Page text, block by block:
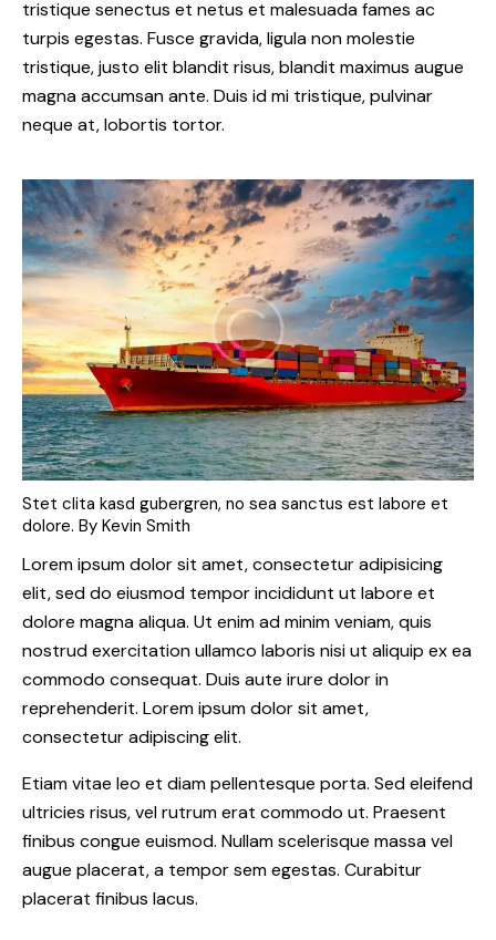
tristique senectus et netus et malesuada fames ac
turpis egestas. Fusce gravida, ligula non molestie
tristique, justo elit blandit risus, blandit maximus augue
magna accumsan ante. Duis id mi tristique, pulvinar
neque at, lobortis tortor.
Stet clita kasd gubergren, no sea sanctus est labore et
dolore. By Kevin Smith
Lorem ipsum dolor sit amet, consectetur adipisicing
elit, sed do eiusmod tempor incididunt ut labore et
dolore magna aliqua. Ut enim ad minim veniam, quis
nostrud exercitation ullamco laboris nisi ut aliquip ex ea
commodo consequat. Duis aute irure dolor in
reprehenderit. Lorem ipsum dolor sit amet,
consectetur adipiscing elit.
Etiam vitae leo et diam pellentesque porta. Sed eleifend
ultricies risus, vel rutrum erat commodo ut. Praesent
finibus congue euismod. Nullam scelerisque massa vel
augue placerat, a tempor sem egestas. Curabitur
placerat finibus lacus.